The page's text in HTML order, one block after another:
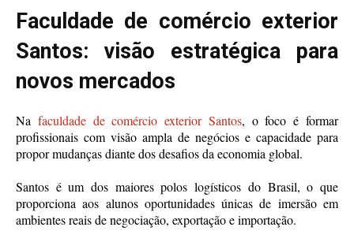
Faculdade de comércio exterior
Santos: visão estratégica para
novos mercados
Na faculdade de comércio exterior Santos, o foco é formar
profissionais com visão ampla de negócios e capacidade para
propor mudanças diante dos desafios da economia global.
Santos é um dos maiores polos logísticos do Brasil, o que
proporciona aos alunos oportunidades únicas de imersão em
ambientes reais de negociação, exportação e importação.